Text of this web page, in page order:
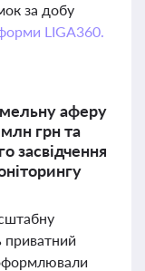
за добу
LIGA360.
аферу
млн грн та
засвідчення
приватний